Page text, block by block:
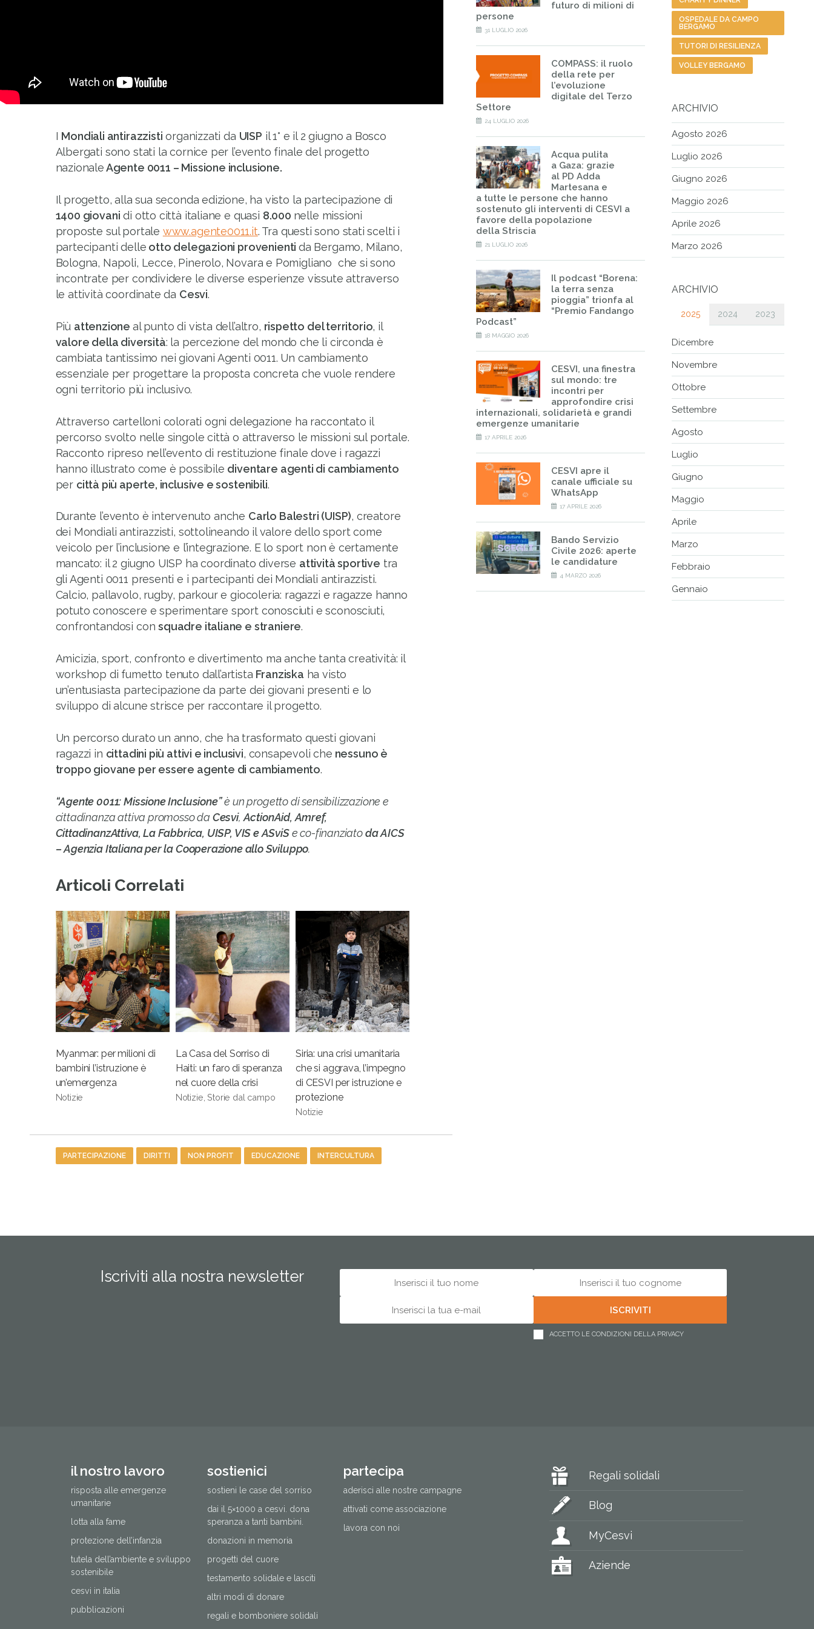
I Mondiali antirazzisti organizzati da UISP il 1° e il 2 giugno a Bosco
Albergati sono stati la cornice per l’evento finale del progetto
nazionaleAgente 0011 – Missione inclusione.
Il progetto, alla sua seconda edizione, ha visto la partecipazione di
1400 giovani di otto città italiane e quasi 8.000 nelle missioni
proposte sul portale www.agente0011.it. Tra questi sono stati scelti i
partecipanti delle otto delegazioni provenienti da Bergamo, Milano,
Bologna, Napoli, Lecce, Pinerolo, Novara e Pomigliano che si sono
incontrate per condividere le diverse esperienze vissute attraverso
le attività coordinate da Cesvi.
Più attenzione al punto di vista dell’altro, rispetto del territorio, il
valore della diversità: la percezione del mondo che li circonda è
cambiata tantissimo nei giovani Agenti 0011. Un cambiamento
essenziale per progettare la proposta concreta che vuole rendere
ogni territorio più inclusivo.
Attraverso cartelloni colorati ogni delegazione ha raccontato il
percorso svolto nelle singole città o attraverso le missioni sul portale.
Racconto ripreso nell’evento di restituzione finale dove i ragazzi
hanno illustrato come è possibile diventare agenti di cambiamento
per città più aperte, inclusive e sostenibili.
Durante l’evento è intervenuto anche Carlo Balestri (UISP), creatore
dei Mondiali antirazzisti, sottolineando il valore dello sport come
veicolo per l’inclusione e l’integrazione. E lo sport non è certamente
mancato: il 2 giugno UISP ha coordinato diverse attività sportive tra
gli Agenti 0011 presenti e i partecipanti dei Mondiali antirazzisti.
Calcio, pallavolo, rugby, parkour e giocoleria: ragazzi e ragazze hanno
potuto conoscere e sperimentare sport conosciuti e sconosciuti,
confrontandosi consquadre italiane e straniere.
Amicizia, sport, confronto e divertimento ma anche tanta creatività: il
workshop di fumetto tenuto dall’artista Franziska ha visto
un’entusiasta partecipazione da parte dei giovani presenti e lo
sviluppo di alcune strisce per raccontare il progetto.
Un percorso durato un anno, che ha trasformato questi giovani
ragazzi in cittadini più attivi e inclusivi, consapevoli che nessuno è
troppo giovane per essere agente di cambiamento.
“Agente 0011: Missione Inclusione”è un progetto di sensibilizzazione e
cittadinanza attiva promosso da Cesvi, ActionAid, Amref,
CittadinanzAttiva, La Fabbrica, UISP, VIS e ASviSe co-finanziatoda AICS
– Agenzia Italiana per la Cooperazione allo Sviluppo.
Articoli Correlati
Myanmar: per milioni di
bambini l’istruzione è
un’emergenza
Notizie
La Casa del Sorriso di
Haiti: un faro di speranza
nel cuore della crisi
Notizie, Storie dal campo
Siria: una crisi umanitaria
che si aggrava, l’impegno
di CESVI per istruzione e
protezione
Notizie
Tag
PARTECIPAZIONE DIRITTI NON PROFIT EDUCAZIONE INTERCULTURA
futuro di milioni di
persone
31 LUGLIO 2026
COMPASS: il ruolo
della rete per
l’evoluzione
digitale del Terzo
Settore
24 LUGLIO 2026
Acqua pulita
a Gaza: grazie
al PD Adda
Martesana e
a tutte le persone che hanno
sostenuto gli interventi di CESVI a
favore della popolazione
della Striscia
21 LUGLIO 2026
Il podcast “Borena:
la terra senza
pioggia” trionfa al
“Premio Fandango
Podcast”
18 MAGGIO 2026
CESVI, una finestra
sul mondo: tre
incontri per
approfondire crisi
internazionali, solidarietà e grandi
emergenze umanitarie
17 APRILE 2026
CESVI apre il
canale ufficiale su
WhatsApp
17 APRILE 2026
Bando Servizio
Civile 2026: aperte
le candidature
4 MARZO 2026
OSPEDALE DA CAMPO
BERGAMO
TUTORI DI RESILIENZA
VOLLEY BERGAMO
ARCHIVIO
Agosto 2026
Luglio 2026
Giugno 2026
Maggio 2026
Aprile 2026
Marzo 2026
ARCHIVIO
2025 2024 2023
Dicembre
Novembre
Ottobre
Settembre
Agosto
Luglio
Giugno
Maggio
Aprile
Marzo
Febbraio
Gennaio
Iscriviti alla nostra newsletter
ACCETTO LE CONDIZIONI DELLA PRIVACY
il nostro lavoro
risposta alle emergenze
umanitarie
lotta alla fame
protezione dell’infanzia
tutela dell’ambiente e sviluppo
sostenibile
cesvi in italia
pubblicazioni
sostienici
sostieni le case del sorriso
dai il 5×1000 a cesvi. dona
speranza a tanti bambini.
donazioni in memoria
progetti del cuore
testamento solidale e lasciti
altri modi di donare
regali e bomboniere solidali
partecipa
aderisci alle nostre campagne
attivati come associazione
lavora con noi
Regali solidali
Blog
MyCesvi
Aziende